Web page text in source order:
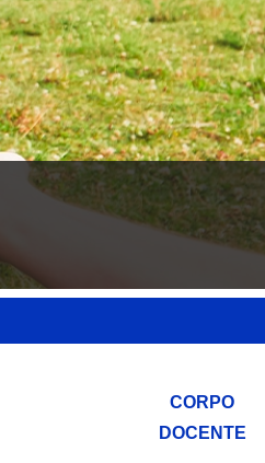
CORPO
DOCENTE